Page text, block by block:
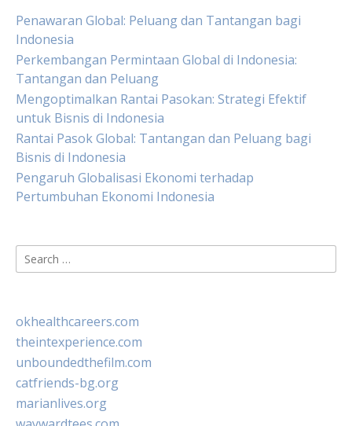
Penawaran Global: Peluang dan Tantangan bagi
Indonesia
Perkembangan Permintaan Global di Indonesia:
Tantangan dan Peluang
Mengoptimalkan Rantai Pasokan: Strategi Efektif
untuk Bisnis di Indonesia
Rantai Pasok Global: Tantangan dan Peluang bagi
Bisnis di Indonesia
Pengaruh Globalisasi Ekonomi terhadap
Pertumbuhan Ekonomi Indonesia
Search
for:
okhealthcareers.com
theintexperience.com
unboundedthefilm.com
catfriends-bg.org
marianlives.org